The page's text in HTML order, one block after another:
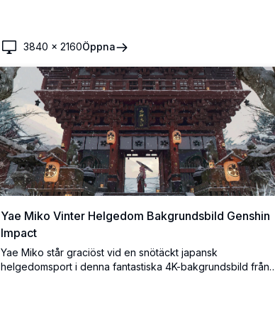
3840 ×2160Öppna
Yae Miko Vinter Helgedom Bakgrundsbild Genshin
Impact
Yae Miko står graciöst vid en snötäckt japansk
helgedomsport i denna fantastiska 4K-bakgrundsbild från